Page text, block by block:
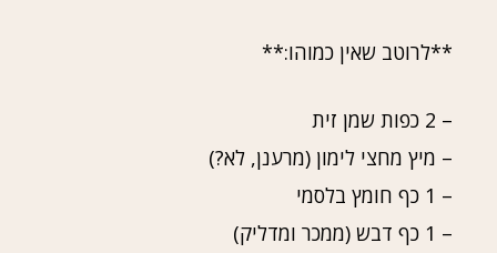
**לרוטב שאין כמוהו:**
– 2 כפות שמן זית
– מיץ מחצי לימון (מרענן, לא?)
– 1 כף חומץ בלסמי
– 1 כף דבש (ממכר ומדליק)